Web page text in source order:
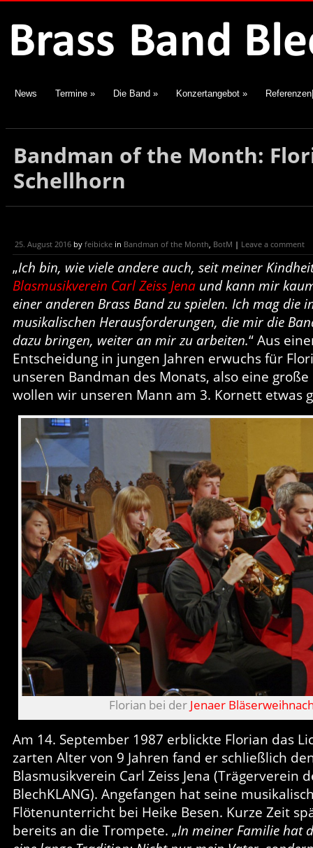
News Termine » Die Band » Konzertangebot »
Bandman of the Month:
Schellhorn
25. August 2016 by feibicke in Bandman of the Month, BotM | Leave a comment
„Ich bin, wie viele andere auch, seit meiner
Blasmusikverein Carl Zeiss Jena und kann mir
einer anderen Brass Band zu spielen. Ich mag die
musikalischen Herausforderungen, die mir die
dazu bringen, weiter an mir zu arbeiten.“ Aus
Entscheidung in jungen Jahren erwuchs für
unseren Bandman des Monats, also eine
wollen wir unseren Mann am 3. Kornett etwas
Florian bei der Jenaer
Am 14. September 1987 erblickte Florian das
zarten Alter von 9 Jahren fand er schließlich
Blasmusikverein Carl Zeiss Jena (Trägerverein
BlechKLANG). Angefangen hat seine
Flötenunterricht bei Heike Besen. Kurze Zeit
bereits an die Trompete. „In meiner Familie hat